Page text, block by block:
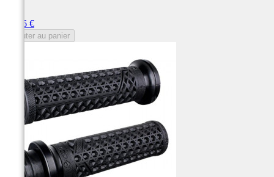
92,46 €
Ajouter au panier